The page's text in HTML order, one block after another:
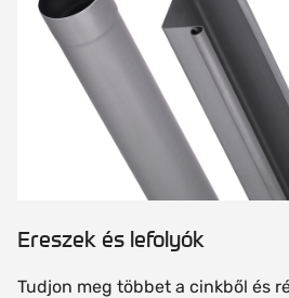
Ereszek és lefolyók
Tudjon meg többet a cinkből és